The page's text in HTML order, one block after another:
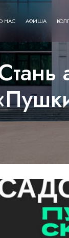
НАС АФИША